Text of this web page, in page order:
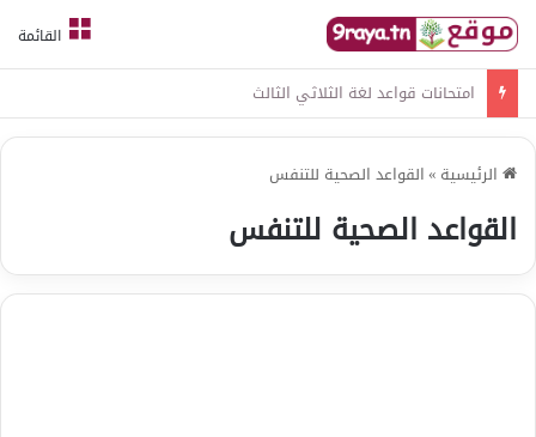
القائمة
امتحانات قواعد لغة الثلاثي الثالث
الرئيسية »القواعد الصحية للتنفس
القواعد الصحية للتنفس